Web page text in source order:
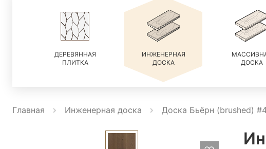
ДЕРЕВЯННАЯ
ПЛИТКА
ИНЖЕНЕРНАЯ
ДОСКА
ДОСКА
Главная Инженерная доска Доска Бьёрн (brushed)